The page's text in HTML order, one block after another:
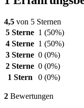
4,5 von 5 Sternen
5 Sterne 1 (50%)
4 Sterne 1 (50%)
3 Sterne 0 (0%)
2 Sterne 0 (0%)
1 Stern
0 (0%)
2 Bewertungen